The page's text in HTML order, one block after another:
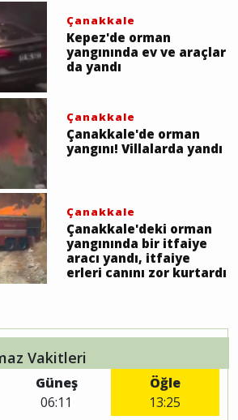
Çanakkale
Kepez'de orman
yangınında ev ve araçlar
da yandı
Çanakkale
Çanakkale'de orman
yangını! Villalarda yandı
Çanakkale
Çanakkale'deki orman
yangınında bir itfaiye
aracı yandı, itfaiye
erleri canını zor kurtardı
Vakitleri
Güneş
06:11
Öğle
13:25